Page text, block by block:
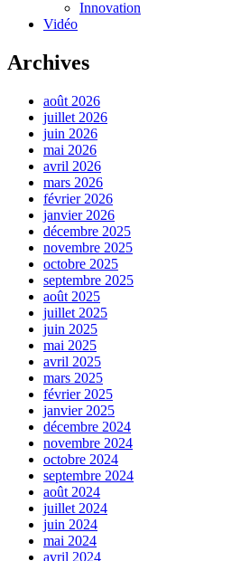
Innovation
Vidéo
Archives
août 2026
juillet 2026
juin 2026
mai 2026
avril 2026
mars 2026
février 2026
janvier 2026
décembre 2025
novembre 2025
octobre 2025
septembre 2025
août 2025
juillet 2025
juin 2025
mai 2025
avril 2025
mars 2025
février 2025
janvier 2025
décembre 2024
novembre 2024
octobre 2024
septembre 2024
août 2024
juillet 2024
juin 2024
mai 2024
avril 2024